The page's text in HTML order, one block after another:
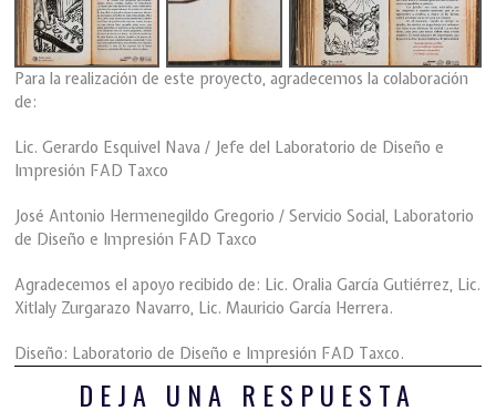
Para la realización de este proyecto, agradecemos la colaboración
de:
Lic. Gerardo Esquivel Nava / Jefe del Laboratorio de Diseño e
Impresión FAD Taxco
José Antonio Hermenegildo Gregorio / Servicio Social, Laboratorio
de Diseño e Impresión FAD Taxco
Agradecemos el apoyo recibido de: Lic. Oralia García Gutiérrez, Lic.
Xitlaly Zurgarazo Navarro, Lic. Mauricio García Herrera.
Diseño: Laboratorio de Diseño e Impresión FAD Taxco.
DEJA UNA RESPUESTA